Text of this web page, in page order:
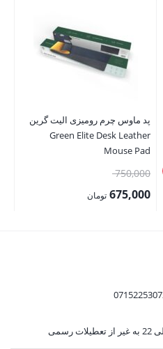
پد ماوس چرم رومیزی الیت گرین
Green Elite Desk Leather
Mouse Pad
750,000قیمت
اصلی:675,000 تومان